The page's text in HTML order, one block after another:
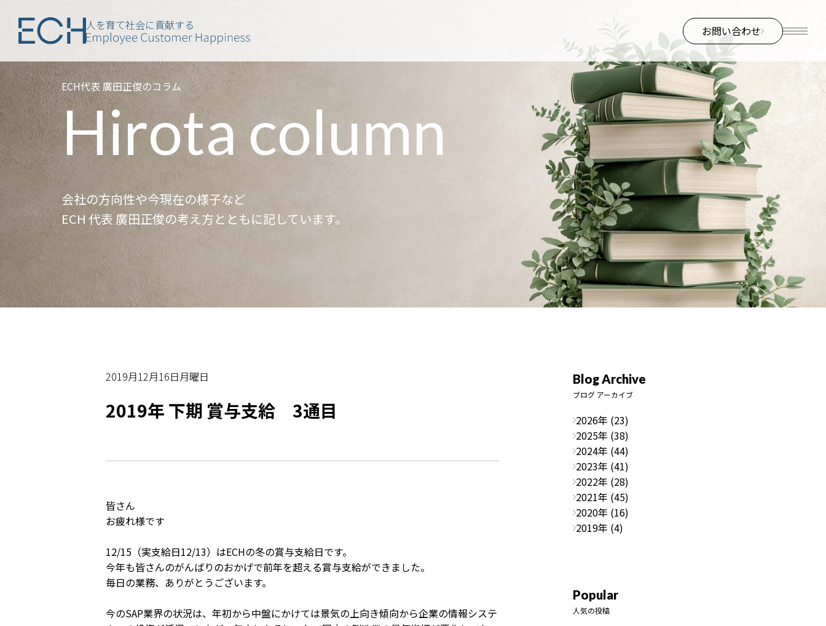
人を育て社会に貢献する お問い合わせ
ECH代表 廣田正俊のコラム
Hirota column
会社の方向性や今現在の様子など
ECH 代表 廣田正俊の考え方とともに記しています。
2019月12月16日月曜日
2019年 下期 賞与支給 3通目
皆さん
お疲れ様です
12/15（実支給日12/13）はECHの冬の賞与支給日です。
今年も皆さんのがんばりのおかげで前年を超える賞与支給ができました。
毎日の業務、ありがとうございます。
今のSAP業界の状況は、年初から中盤にかけては景気の上向き傾向から企業の情報システ
Blog Archive
ブログ アーカイブ
2026年 (23)
2025年 (38)
2024年 (44)
2023年 (41)
2022年 (28)
2021年 (45)
2020年 (16)
2019年 (4)
Popular
人気の投稿